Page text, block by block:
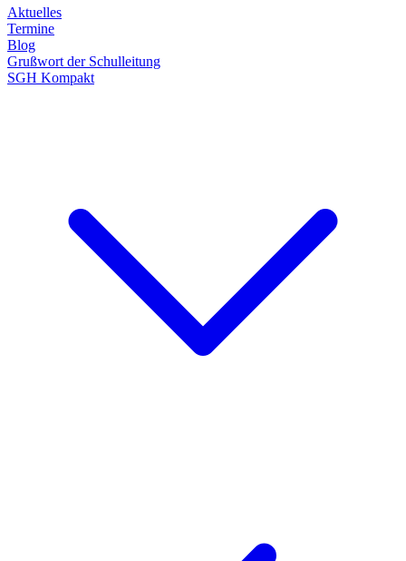
Aktuelles
Termine
Blog
Grußwort der Schulleitung
SGH Kompakt